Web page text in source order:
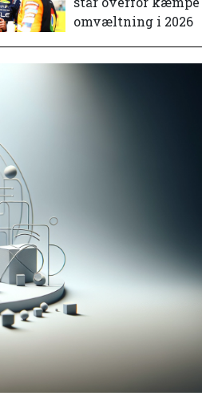
omvæltning i 2026